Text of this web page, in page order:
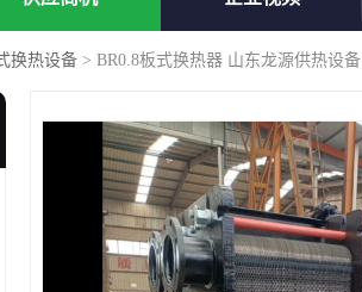
换热设备 > BR0.8板式换热器 山东龙源供热设备